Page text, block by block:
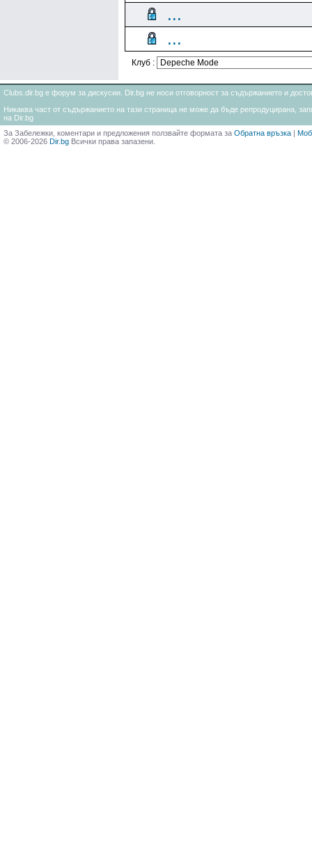
...
...
Клуб :
Clubs.dir.bg е форум за дискусии. Dir.bg не носи отговорност за съдържанието и
Никаква част от съдържанието на тази страница не може да бъде репродуцирана,
на Dir.bg
За Забележки, коментари и предложения ползвайте формата за Обратна връзка |
© 2006-2026 Dir.bg Всички права запазени.